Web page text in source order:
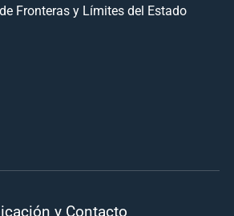
Fronteras y Límites del Estado
y Contacto